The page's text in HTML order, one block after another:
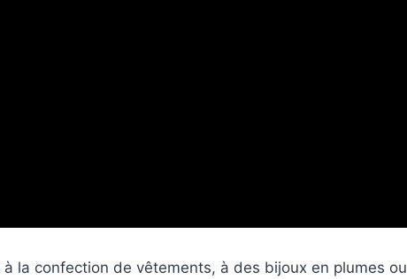
à la confection de vêtements, à des bijoux en plumes ou